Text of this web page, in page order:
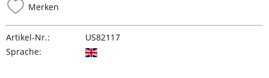
Merken
Artikel-Nr.:
US82117
Sprache: